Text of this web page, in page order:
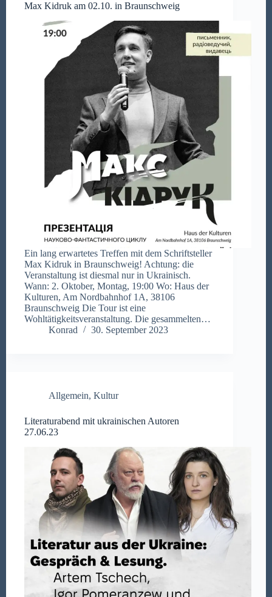
Max Kidruk am 02.10. in Braunschweig
Ein lang erwartetes Treffen mit dem Schriftsteller
Max Kidruk in Braunschweig! Achtung: die
Veranstaltung ist diesmal nur in Ukrainisch.
Wann: 2. Oktober, Montag, 19:00 Wo: Haus der
Kulturen, Am Nordbahnhof 1A, 38106
Braunschweig Die Tour ist eine
Wohltätigkeitsveranstaltung. Die gesammelten…
Konrad
30. September 2023
Allgemein, Kultur
Literaturabend mit ukrainischen Autoren
27.06.23